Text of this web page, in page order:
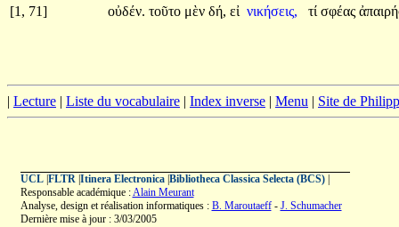
[1, 71]
οὐδέν. τοῦτο μὲν δή, εἰ νικήσεις, τί σφέας
| Lecture | Liste du vocabulaire | Index inverse | Menu | Site de
UCL| FLTR| Itinera Electronica| Bibliotheca Classica Selecta (BCS)|
Responsable académique :Alain Meurant
Analyse, design et réalisation informatiques : B. Maroutaeff- J. Schumacher
Dernière mise à jour : 3/03/2005